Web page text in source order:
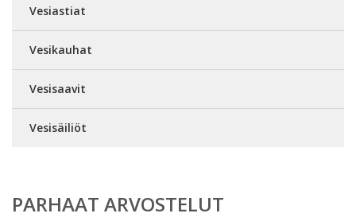
Vesiastiat
Vesikauhat
Vesisaavit
Vesisäiliöt
PARHAAT ARVOSTELUT